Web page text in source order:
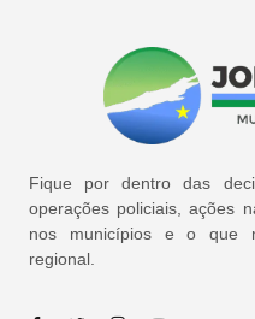
Fique por dentro das
operações policiais, ações
nos municípios e o que
regional.